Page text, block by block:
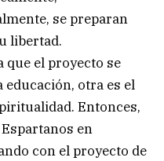
se preparan
libertad.
que el proyecto se
educación, otra es el
Entonces,
en
con el proyecto de